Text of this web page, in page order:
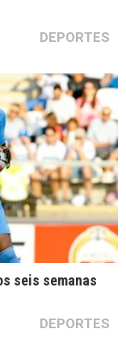
DEPORTES
seis semanas
DEPORTES